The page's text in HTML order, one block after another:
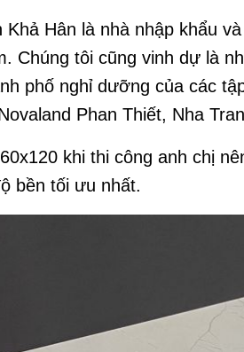
Khả Hân là nhà nhập khẩu
Chúng tôi cũng vinh dự là
phố nghỉ dưỡng của các
Phan Thiết, Nha
khi thi công anh chị
bền tối ưu nhất.